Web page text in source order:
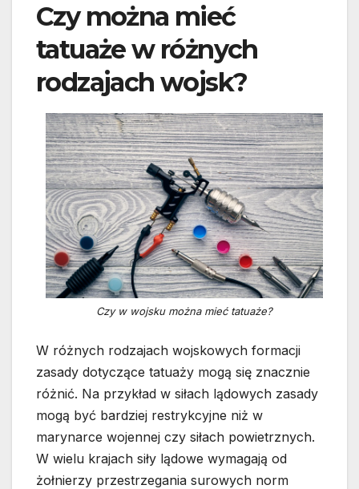
Czy można mieć
tatuaże w różnych
rodzajach wojsk?
Czy w wojsku można mieć tatuaże?
W różnych rodzajach wojskowych formacji
zasady dotyczące tatuaży mogą się znacznie
różnić. Na przykład w siłach lądowych zasady
mogą być bardziej restrykcyjne niż w
marynarce wojennej czy siłach powietrznych.
W wielu krajach siły lądowe wymagają od
żołnierzy przestrzegania surowych norm